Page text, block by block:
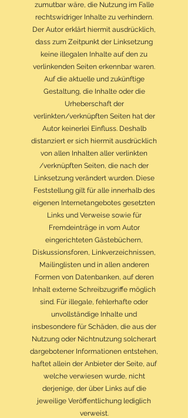
zumutbar wäre, die Nutzung im Falle
rechtswidriger Inhalte zu verhindern.
Der Autor erklärt hiermit ausdrücklich,
dass zum Zeitpunkt der Linksetzung
keine illegalen Inhalte auf den zu
verlinkenden Seiten erkennbar waren.
Auf die aktuelle und zukünftige
Gestaltung, die Inhalte oder die
Urheberschaft der
verlinkten/verknüpften Seiten hat der
Autor keinerlei Einfluss. Deshalb
distanziert er sich hiermit ausdrücklich
von allen Inhalten aller verlinkten
/verknüpften Seiten, die nach der
Linksetzung verändert wurden. Diese
Feststellung gilt für alle innerhalb des
eigenen Internetangebotes gesetzten
Links und Verweise sowie für
Fremdeinträge in vom Autor
eingerichteten Gästebüchern,
Diskussionsforen, Linkverzeichnissen,
Mailinglisten und in allen anderen
Formen von Datenbanken, auf deren
Inhalt externe Schreibzugriffe möglich
sind. Für illegale, fehlerhafte oder
unvollständige Inhalte und
insbesondere für Schäden, die aus der
Nutzung oder Nichtnutzung solcherart
dargebotener Informationen entstehen,
haftet allein der Anbieter der Seite, auf
welche verwiesen wurde, nicht
derjenige, der über Links auf die
jeweilige Veröffentlichung lediglich
verweist.